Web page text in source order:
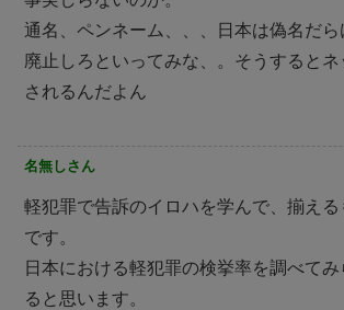
通名、ペンネーム、、、日本は偽名だら
廃止しろといってみな、。そうすると
されるんだよん
名無しさん
軽犯罪で告訴のイロハを学んで、揃える
です。
日本における軽犯罪の検挙率を調べて
ると思います。